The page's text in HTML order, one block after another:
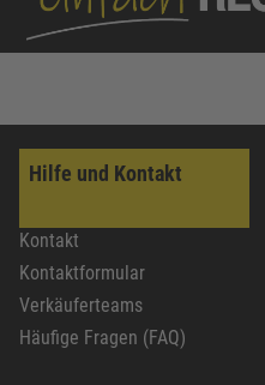
Hilfe und Kontakt
Kontakt
Kontaktformular
Verkäuferteams
Häufige Fragen (FAQ)